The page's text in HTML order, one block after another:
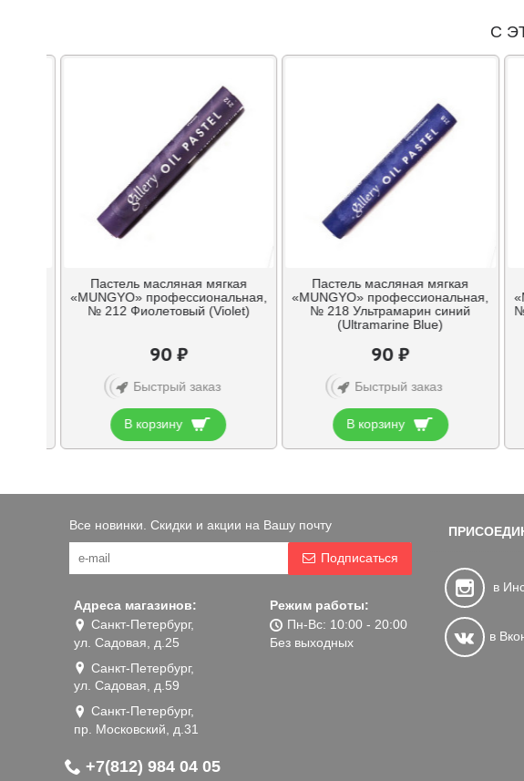
С
Пастель масляная мягкая
«MUNGYO» профессиональная,
№ 212 Фиолетовый (Violet)
90 ₽
Быстрый заказ
В корзину
Пастель масляная мягкая
«MUNGYO» профессиональная,
№ 218 Ультрамарин синий
(Ultramarine Blue)
90 ₽
Быстрый заказ
В корзину
Все новинки. Скидки и акции на Вашу почту
Подписаться
Адреса магазинов:
Санкт-Петербург,
ул. Садовая, д.25
Санкт-Петербург,
ул. Садовая, д.59
Санкт-Петербург,
пр. Московский, д.31
Режим работы:
Пн-Вс: 10:00 - 20:00
Без выходных
+7(812) 984 04 05
в
в